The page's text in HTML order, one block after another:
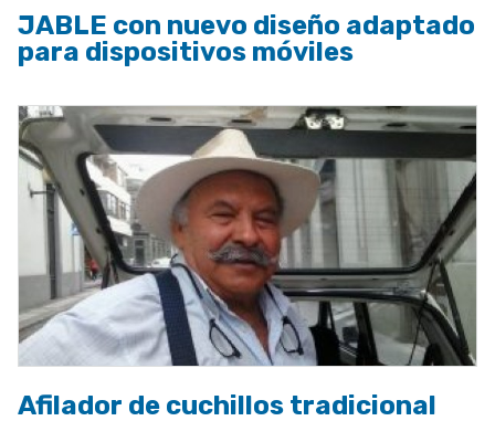
JABLE con nuevo diseño adaptado
para dispositivos móviles
Afilador de cuchillos tradicional